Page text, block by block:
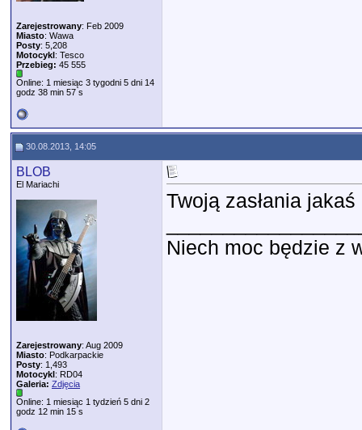
Zarejestrowany: Feb 2009
Miasto: Wawa
Posty: 5,208
Motocykl: Tesco
Przebieg: 45 555
Online: 1 miesiąc 3 tygodni 5 dni 14
godz 38 min 57 s
30.08.2013, 14:05
BLOB
El Mariachi
Zarejestrowany: Aug 2009
Miasto: Podkarpackie
Posty: 1,493
Motocykl: RD04
Galeria: Zdjęcia
Online: 1 miesiąc 1 tydzień 5 dni 2
godz 12 min 15 s
Twoją zasłania
Niech moc będzie z